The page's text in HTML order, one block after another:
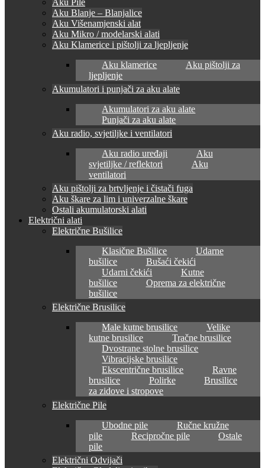
Aku Blanje – Blanjalice
Aku Višenamjenski alat
Aku Mikro / modelarski alati
Aku Klamerice i pištolji za ljepljenje
Aku klamerice
Aku pištolji za
ljepljenje
Akumulatori i punjači za aku alate
Akumulatori za aku alate
Punjači za aku alate
Aku radio, svjetiljke i ventilatori
Aku radio uređaji
Aku
svjetiljke / reflektori
Aku
ventilatori
Aku pištolji za brtvljenje i čistači fuga
Aku škare za lim i univerzalne škare
Ostali akumulatorski alati
Električni alati
Električne Bušilice
Klasične Bušilice
Udarne
bušilice
Bušaći čekići
Udarni čekići
Kutne
bušilice
Oprema za električne
bušilice
Električne Brusilice
Male kutne brusilice
Velike
kutne brusilice
Tračne brusilice
Dvostrane stolne brusilice
Vibracijske brusilice
Ekscentrične brusilice
Ravne
brusilice
Polirke
Brusilice
za zidove i stropove
Električne Pile
Ubodne pile
Ručne kružne
pile
Recipročne pile
Ostale
pile
Električni Odvijači